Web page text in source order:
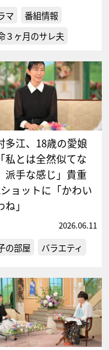
マ
番組情報
３ヶ月のサレ夫
多江、18歳の愛娘
私とは全然似てな
派手な感じ」貴重
ョットに「かわい
ね」
2026.06.11
の部屋 バラエティ